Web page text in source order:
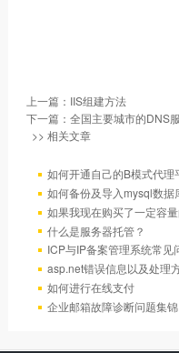
上一篇： IIS组建方法
下一篇： 全国主要城市的DNS
>> 相关文章
如何开通自己的B模式代理
如何备份及导入mysql数据
如果我现在购买了一定容
什么是服务器托管？
ICP与IP备案管理系统常见
asp.net错误信息以及处理
如何进行在线支付
企业邮箱故障诊断问题集锦